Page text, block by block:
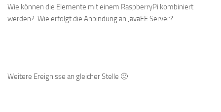
Wie können die Elemente mit einem RaspberryPi kombiniert
werden? Wie erfolgt die Anbindung an JavaEE Server?
Weitere Ereignisse an gleicher Stelle 🙂